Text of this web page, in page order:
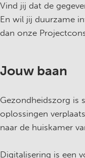
Vind jij dat de
En wil jij duurzame
dan onze
Jouw baan
Gezondheidszorg is
oplossingen
naar de huiskamer
Digitalisering is een